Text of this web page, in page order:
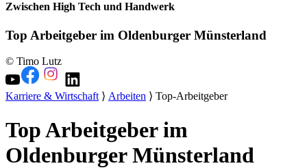
Zwischen High Tech und Handwerk
Top Arbeitgeber im Oldenburger Münsterland
© Timo Lutz
Karriere & Wirtschaft⟩ Arbeiten ⟩ Top-Arbeitgeber
Top Arbeitgeber im
Oldenburger Münsterland